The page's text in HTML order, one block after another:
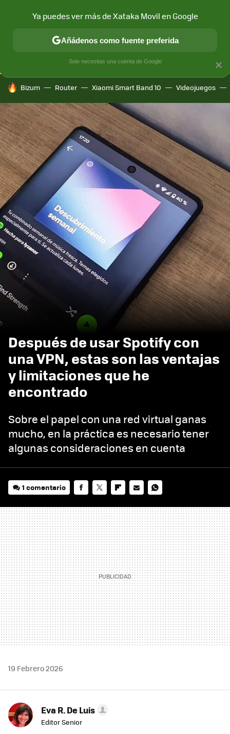
CONECTIVIDAD MÓVIL Y SOCIEDAD APLICACIONES
HOY SE HABLA DE
Bizum Router Xiaomi Smart Band 10 Videojuegos
Después de usar Spotify con
una VPN, estas son las ventajas
y limitaciones que he
encontrado
Sobre el papel con una red virtual ganas
mucho, en la práctica es necesario tener
algunas consideraciones en cuenta
1 comentario
MAIL
19 Febrero 2026
Eva R. De Luis
Editor Senior
×
Ya puedes ver más de Xataka Movil en Google
Añádenos como fuente preferida
Solo necesitas una cuenta de Google